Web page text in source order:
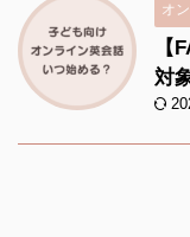
オ
【
対